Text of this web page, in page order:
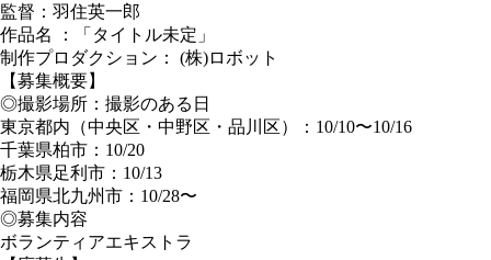
監督：羽住英一郎
作品名 ：「タイトル未定」
制作プロダクション： (株)ロボット
【募集概要】
◎撮影場所：撮影のある日
東京都内（中央区・中野区・品川区）：10/10〜10/16
千葉県柏市：10/20
栃木県足利市：10/13
福岡県北九州市：10/28〜
◎募集内容
ボランティアエキストラ